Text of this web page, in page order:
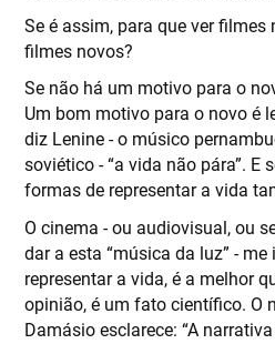
Se é assim, para que ver filmes
filmes novos?
Se não há um motivo para o
Um bom motivo para o novo é
diz Lenine - o músico
soviético - “a vida não pára”. E
formas de representar a vida
O cinema - ou audiovisual, ou
dar a esta “música da luz” -
representar a vida, é a melhor
opinião, é um fato científico. O
Damásio esclarece: “A